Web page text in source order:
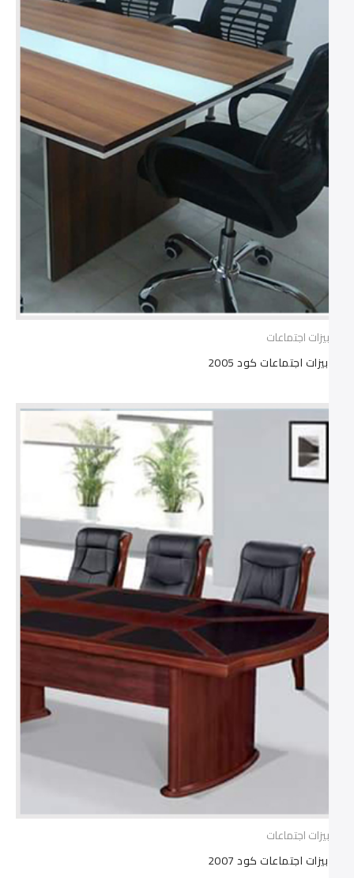
ترابيزات اجتماعات
ترابيزات اجتماعات كود 2005
ترابيزات اجتماعات
ترابيزات اجتماعات كود 2007